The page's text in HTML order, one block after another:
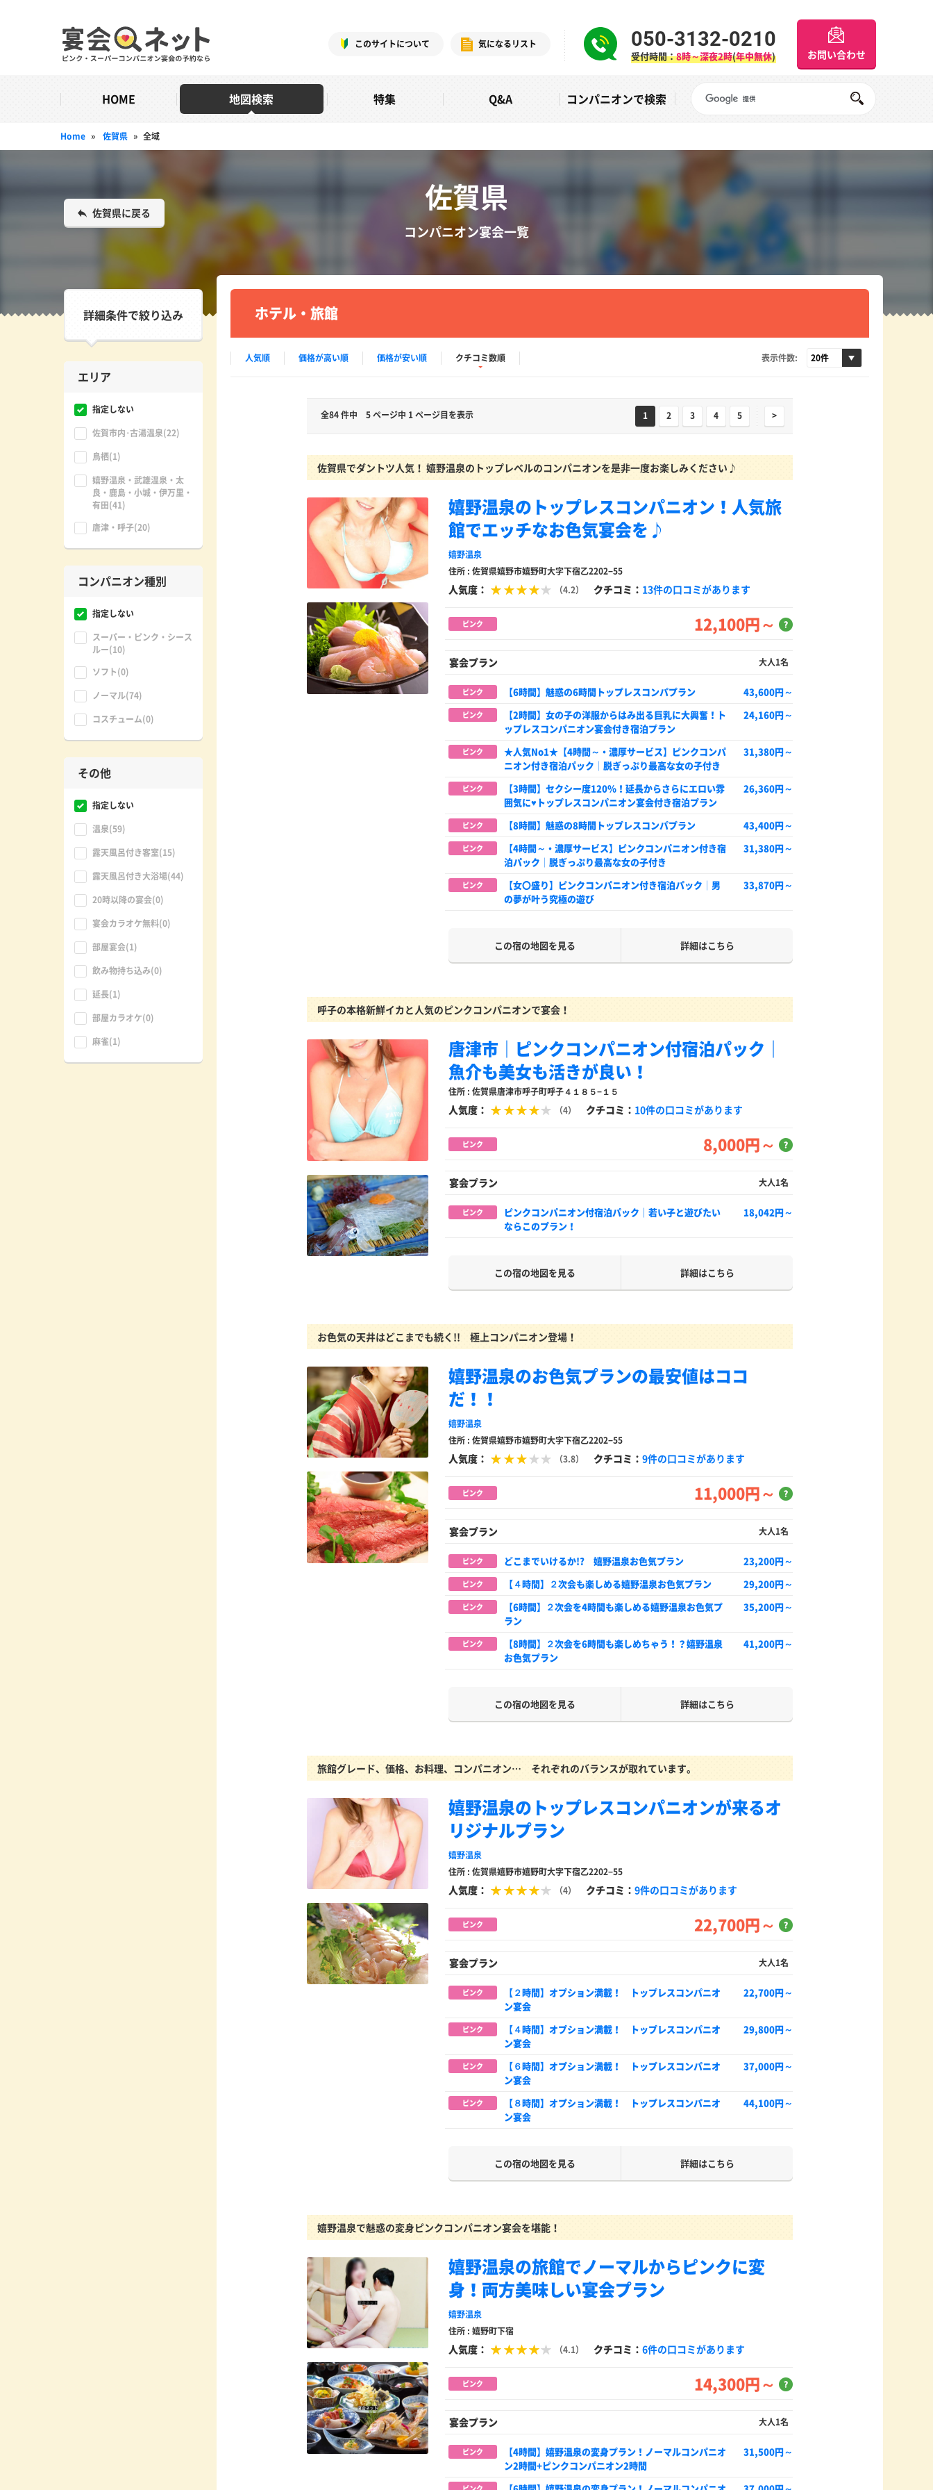
このサイトについて 気になるリスト 050-3132-0210
受付時間：8時～深夜2時(年中無休) お問い合わせ
HOME 地図検索 特集 Q&A コンパニオンで検索
Home » 佐賀県 » 全域
佐賀県
コンパニオン宴会一覧
佐賀県に戻る
ホテル・旅館
人気順 価格が高い順 価格が安い順 クチコミ数順 表示件数:
全84 件中 5 ページ中 1 ページ目を表示 1 2 3 4 5 >
佐賀県でダントツ人気！ 嬉野温泉のトップレベルのコンパニオンを是非一度お楽しみください♪
嬉野温泉のトップレスコンパニオン！人気旅
館でエッチなお色気宴会を♪
嬉野温泉
住所 : 佐賀県嬉野市嬉野町大字下宿乙2202−55
人気度： （4.2） クチコミ： 13件の口コミがあります
ピンク 12,100円～
宴会プラン 大人1名
ピンク 【6時間】魅惑の6時間トップレスコンパプラン 43,600円～
ピンク
【2時間】女の子の洋服からはみ出る巨乳に大興奮！ト
ップレスコンパニオン宴会付き宿泊プラン
24,160円～
ピンク
★人気No1★【4時間～・濃厚サービス】ピンクコンパ
ニオン付き宿泊パック│脱ぎっぷり最高な女の子付き
31,380円～
ピンク
【3時間】セクシー度120％！延長からさらにエロい雰
囲気に♥トップレスコンパニオン宴会付き宿泊プラン
26,360円～
ピンク 【8時間】魅惑の8時間トップレスコンパプラン 43,400円～
ピンク
【4時間～・濃厚サービス】ピンクコンパニオン付き宿
泊パック│脱ぎっぷり最高な女の子付き
31,380円～
ピンク
【女〇盛り】ピンクコンパニオン付き宿泊パック│男
の夢が叶う究極の遊び
33,870円～
この宿の地図を見る 詳細はこちら
呼子の本格新鮮イカと人気のピンクコンパニオンで宴会！
唐津市｜ピンクコンパニオン付宿泊パック｜
魚介も美女も活きが良い！
住所 : 佐賀県唐津市呼子町呼子４１８５−１５
人気度： （4） クチコミ： 10件の口コミがあります
ピンク 8,000円～
宴会プラン 大人1名
ピンク
ピンクコンパニオン付宿泊パック｜若い子と遊びたい
ならこのプラン！
18,042円～
この宿の地図を見る 詳細はこちら
お色気の天井はどこまでも続く!! 極上コンパニオン登場！
嬉野温泉のお色気プランの最安値はココ
だ！！
嬉野温泉
住所 : 佐賀県嬉野市嬉野町大字下宿乙2202−55
人気度： （3.8） クチコミ： 9件の口コミがあります
ピンク 11,000円～
宴会プラン 大人1名
ピンク どこまでいけるか!? 嬉野温泉お色気プラン 23,200円～
ピンク 【４時間】２次会も楽しめる嬉野温泉お色気プラン 29,200円～
ピンク
【6時間】２次会を4時間も楽しめる嬉野温泉お色気プ
ラン
35,200円～
ピンク
【8時間】２次会を6時間も楽しめちゃう！？嬉野温泉
お色気プラン
41,200円～
この宿の地図を見る 詳細はこちら
旅館グレード、価格、お料理、コンパニオン… それぞれのバランスが取れています。
嬉野温泉のトップレスコンパニオンが来るオ
リジナルプラン
嬉野温泉
住所 : 佐賀県嬉野市嬉野町大字下宿乙2202−55
人気度： （4） クチコミ： 9件の口コミがあります
ピンク 22,700円～
宴会プラン 大人1名
ピンク
【２時間】オプション満載！ トップレスコンパニオ
ン宴会
22,700円～
ピンク
【４時間】オプション満載！ トップレスコンパニオ
ン宴会
29,800円～
ピンク
【６時間】オプション満載！ トップレスコンパニオ
ン宴会
37,000円～
ピンク
【８時間】オプション満載！ トップレスコンパニオ
ン宴会
44,100円～
この宿の地図を見る 詳細はこちら
嬉野温泉で魅惑の変身ピンクコンパニオン宴会を堪能！
嬉野温泉の旅館でノーマルからピンクに変
身！両方美味しい宴会プラン
嬉野温泉
住所 : 嬉野町下宿
人気度： （4.1） クチコミ： 6件の口コミがあります
ピンク 14,300円～
宴会プラン 大人1名
ピンク
【4時間】嬉野温泉の変身プラン！ノーマルコンパニオ
ン2時間+ピンクコンパニオン2時間
31,500円～
詳細条件で絞り込み
エリア
指定しない
佐賀市内･古湯温泉(22)
鳥栖(1)
嬉野温泉・武雄温泉・太
良・鹿島・小城・伊万里・
有田(41)
唐津・呼子(20)
コンパニオン種別
指定しない
スーパー・ピンク・シース
ルー(10)
ソフト(0)
ノーマル(74)
コスチューム(0)
その他
指定しない
温泉(59)
露天風呂付き客室(15)
露天風呂付き大浴場(44)
20時以降の宴会(0)
宴会カラオケ無料(0)
部屋宴会(1)
飲み物持ち込み(0)
延長(1)
部屋カラオケ(0)
麻雀(1)